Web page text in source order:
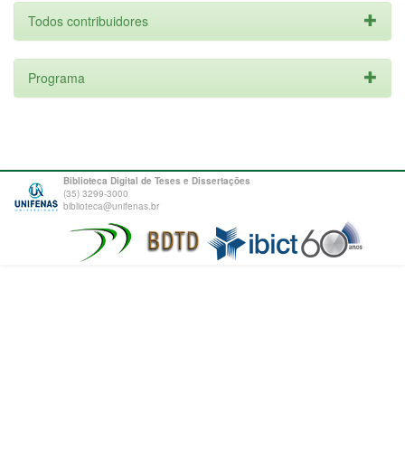
Todos contribuidores
Programa
Biblioteca Digital de Teses e Dissertações
(35) 3299-3000
biblioteca@unifenas.br